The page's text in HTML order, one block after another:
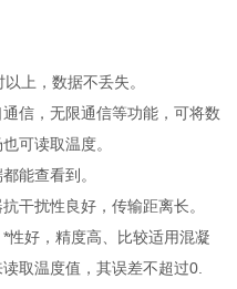
上，数据不丢失。
信，无限通信等功能，可将数
可读取温度。
能查看到。
干扰性良好，传输距离长。
好，精度高、比较适用混凝
取温度值，其误差不超过0.